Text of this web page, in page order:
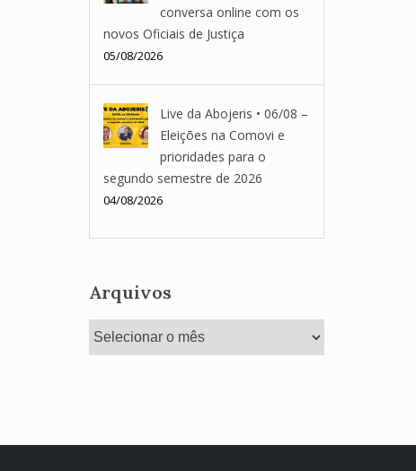
conversa online com os
novos Oficiais de Justiça
05/08/2026
Live da Abojeris • 06/08 –
Eleições na Comovi e
prioridades para o
segundo semestre de 2026
04/08/2026
Arquivos
Arquivos